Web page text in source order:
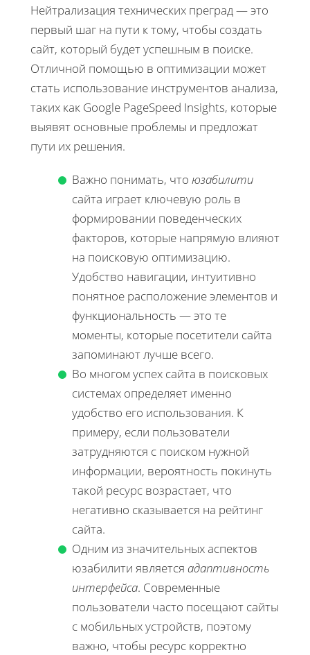
Нейтрализация технических преград — это
первый шаг на пути к тому, чтобы создать
сайт, который будет успешным в поиске.
Отличной помощью в оптимизации может
стать использование инструментов анализа,
таких как Google PageSpeed Insights, которые
выявят основные проблемы и предложат
пути их решения.
Важно понимать, что юзабилити
сайта играет ключевую роль в
формировании поведенческих
факторов, которые напрямую влияют
на поисковую оптимизацию.
Удобство навигации, интуитивно
понятное расположение элементов и
функциональность — это те
моменты, которые посетители сайта
запоминают лучше всего.
Во многом успех сайта в поисковых
системах определяет именно
удобство его использования. К
примеру, если пользователи
затрудняются с поиском нужной
информации, вероятность покинуть
такой ресурс возрастает, что
негативно сказывается на рейтинг
сайта.
Одним из значительных аспектов
юзабилити является адаптивность
интерфейса. Современные
пользователи часто посещают сайты
с мобильных устройств, поэтому
важно, чтобы ресурс корректно